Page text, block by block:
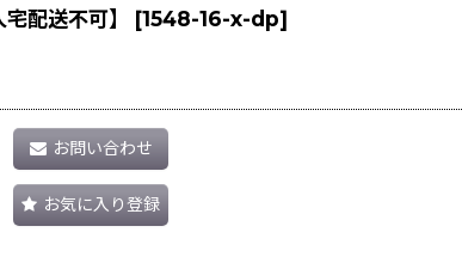
配送不可】 [1548-16-x-dp]
お問い合わせ
お気に入り登録